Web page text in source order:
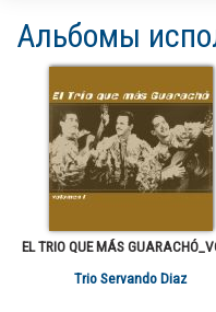
Альбомы
Trio Servando Diaz